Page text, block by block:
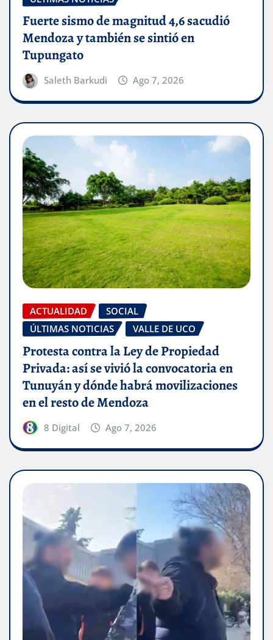
Fuerte sismo de magnitud 4,6 sacudió
Mendoza y también se sintió en
Tupungato
Saleth Barkudi Ago 7, 2026
ACTUALIDAD
SOCIAL
ÚLTIMAS NOTICIAS
VALLE DE UCO
Protesta contra la Ley de Propiedad
Privada: así se vivió la convocatoria en
Tunuyán y dónde habrá movilizaciones
en el resto de Mendoza
8 Digital Ago 7, 2026